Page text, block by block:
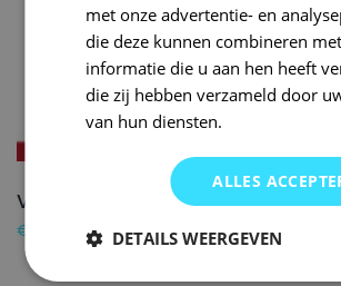
VOLKSWAGEN Lakstift LB9A
€
met onze advertentie- en
die deze kunnen combineren
informatie die u aan hen heeft
die zij hebben verzameld door
van hun diensten.
ALLES
DETAILS WEERGEVEN